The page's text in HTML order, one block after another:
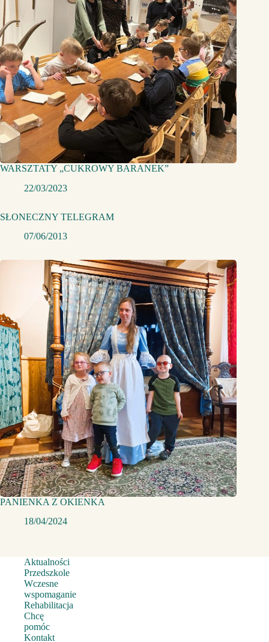
WARSZTATY „CUKROWY BARANEK”
22/03/2023
SŁONECZNY TELEGRAM
07/06/2013
PANIENKA Z OKIENKA
18/04/2024
Aktualności
Przedszkole
Wczesne
wspomaganie
Rehabilitacja
Chcę
pomóc
Kontakt